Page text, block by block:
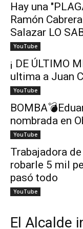
Hay una
Ramón
Salazar LO
YouTube
¡ DE ÚLTIMO
ultima a Juan
YouTube
nombrada en
YouTube
Trabajadora
robarle 5 mil
pasó todo
YouTube
El Alcalde